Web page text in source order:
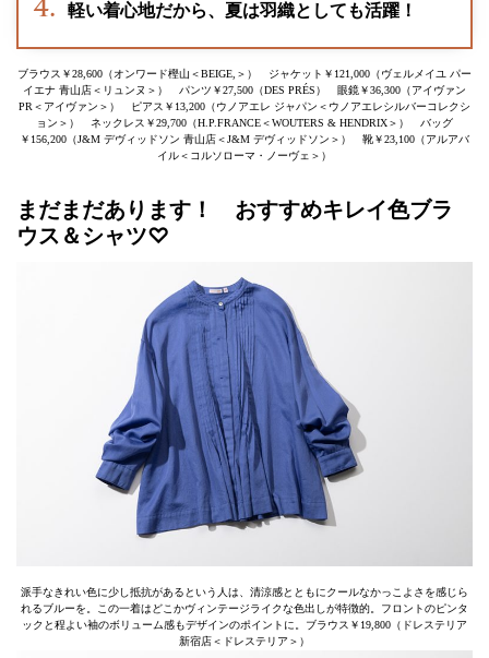
軽い着心地だから、夏は羽織としても活躍！
ブラウス￥28,600（オンワード樫山＜BEIGE,＞） ジャケット￥121,000（ヴェルメイユ パー
イエナ 青山店＜リュンヌ＞） パンツ￥27,500（DES PRÉS） 眼鏡￥36,300（アイヴァン
PR＜アイヴァン＞） ピアス￥13,200（ウノアエレ ジャパン＜ウノアエレシルバーコレクシ
ョン＞） ネックレス￥29,700（H.P.FRANCE＜WOUTERS & HENDRIX＞） バッグ
￥156,200（J&M デヴィッドソン 青山店＜J&M デヴィッドソン＞） 靴￥23,100（アルアバ
イル＜コルソローマ・ノーヴェ＞）
まだまだあります！ おすすめキレイ色ブラ
ウス＆シャツ♡
派手なきれい色に少し抵抗があるという人は、清涼感とともにクールなかっこよさを感じら
れるブルーを。この一着はどこかヴィンテージライクな色出しが特徴的。フロントのピンタ
ックと程よい袖のボリューム感もデザインのポイントに。ブラウス￥19,800（ドレステリア
新宿店＜ドレステリア＞）